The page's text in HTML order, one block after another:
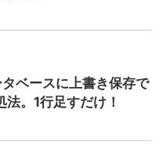
ベースに上書き保存で
法。1行足すだけ！